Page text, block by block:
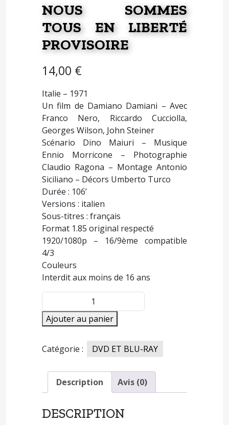
NOUS SOMMES
TOUS EN LIBERTÉ
PROVISOIRE
14,00 €
Italie – 1971
Un film de Damiano Damiani – Avec
Franco Nero, Riccardo Cucciolla,
Georges Wilson, John Steiner
Scénario Dino Maiuri – Musique
Ennio Morricone – Photographie
Claudio Ragona – Montage Antonio
Siciliano – Décors Umberto Turco
Durée : 106’
Versions : italien
Sous-titres : français
Format 1.85 original respecté
1920/1080p – 16/9ème compatible
4/3
Couleurs
Interdit aux moins de 16 ans
quantité
de
NOUS
TOUS
LIBERTÉ
PROVISOIRE
Ajouter au panier
Catégorie : DVD ET BLU-RAY
Description Avis (0)
DESCRIPTION